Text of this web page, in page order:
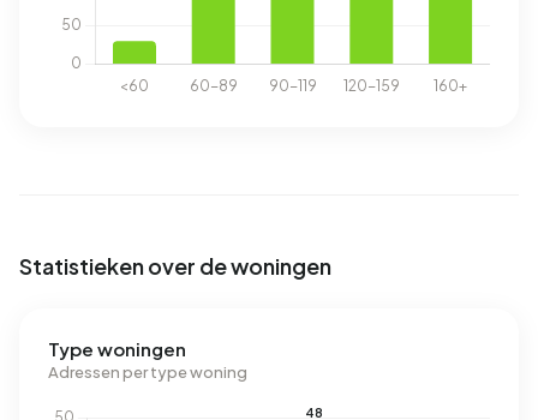
Statistieken over de woningen
Type woningen
Adressen per type woning